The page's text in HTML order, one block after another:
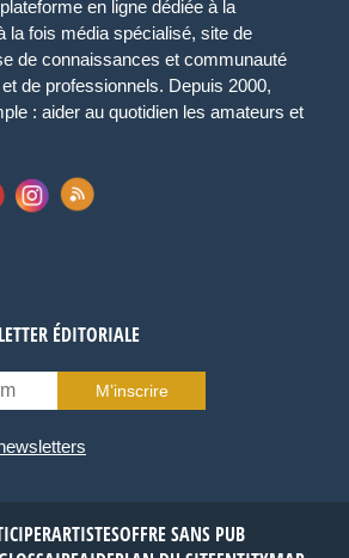
en ligne dédiée à la
la fois média spécialisé, site de
de connaissances et communauté
de professionnels. Depuis 2000,
: aider au quotidien les amateurs et
ÉDITORIALE
M’inscrire
ARTISTESOFFRE SANS PUB